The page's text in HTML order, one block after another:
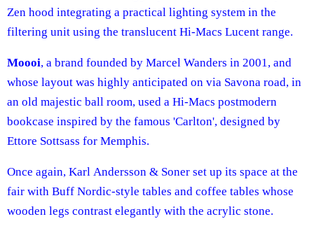
Zen hood integrating a practical lighting system in the
filtering unit using the translucent Hi-Macs Lucent range.
Moooi, a brand founded by Marcel Wanders in 2001, and
whose layout was highly anticipated on via Savona road, in
an old majestic ball room, used a Hi-Macs postmodern
bookcase inspired by the famous 'Carlton', designed by
Ettore Sottsass for Memphis.
Once again, Karl Andersson & Soner set up its space at the
fair with Buff Nordic‑style tables and coffee tables whose
wooden legs contrast elegantly with the acrylic stone.